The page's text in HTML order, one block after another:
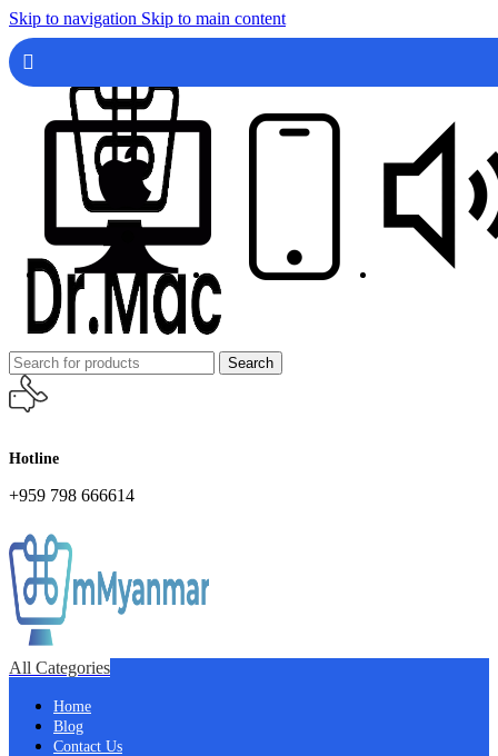
Skip to navigation Skip to main content
Search
Hotline
+959 798 666614
All Categories
Home
Blog
Contact Us